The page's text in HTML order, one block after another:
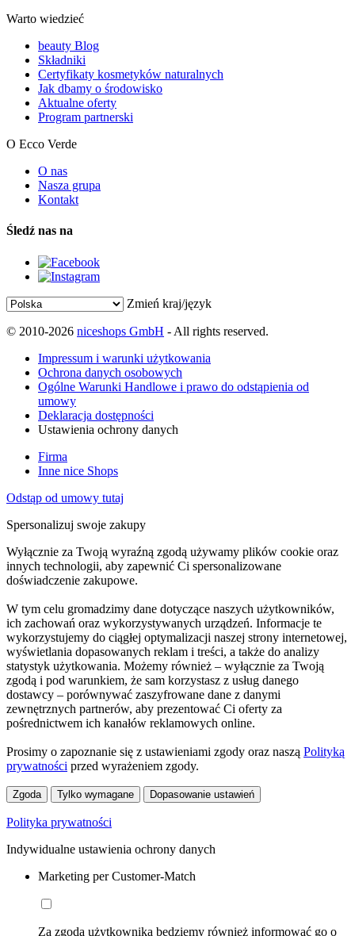
Warto wiedzieć
beauty Blog
Składniki
Certyfikaty kosmetyków naturalnych
Jak dbamy o środowisko
Aktualne oferty
Program partnerski
O Ecco Verde
O nas
Nasza grupa
Kontakt
Śledź nas na
Zmień kraj/język
© 2010-2026 niceshops GmbH - All rights reserved.
Impressum i warunki użytkowania
Ochrona danych osobowych
Ogólne Warunki Handlowe i prawo do odstąpienia od
umowy
Deklaracja dostępności
Ustawienia ochrony danych
Firma
Inne nice Shops
Odstąp od umowy tutaj
Spersonalizuj swoje zakupy
Wyłącznie za Twoją wyraźną zgodą używamy plików cookie oraz
innych technologii, aby zapewnić Ci spersonalizowane
doświadczenie zakupowe.
W tym celu gromadzimy dane dotyczące naszych użytkowników,
ich zachowań oraz wykorzystywanych urządzeń. Informacje te
wykorzystujemy do ciągłej optymalizacji naszej strony internetowej,
wyświetlania dopasowanych reklam i treści, a także do analizy
statystyk użytkowania. Możemy również – wyłącznie za Twoją
zgodą i pod warunkiem, że sam korzystasz z usług danego
dostawcy – porównywać zaszyfrowane dane z danymi
zewnętrznych partnerów, aby prezentować Ci oferty za
pośrednictwem ich kanałów reklamowych online.
Prosimy o zapoznanie się z ustawieniami zgody oraz naszą Polityką
prywatności przed wyrażeniem zgody.
Zgoda Tylko wymagane Dopasowanie ustawień
Polityka prywatności
Indywidualne ustawienia ochrony danych
Marketing per Customer-Match
Za zgodą użytkownika będziemy również informować go o